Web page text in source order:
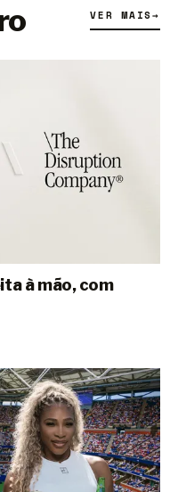
VER MAIS→
à mão, com